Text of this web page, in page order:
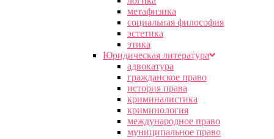
метафизика
социальная философия
эстетика
этика
Юридическая литература
адвокатура
гражданское право
история права
криминалистика
криминология
международное право
муниципальное право